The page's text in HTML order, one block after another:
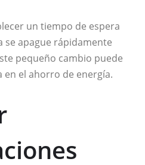
un tiempo de espera
se apague rápidamente
pequeño cambio puede
en el ahorro de energía.